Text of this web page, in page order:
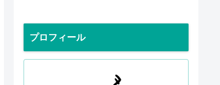
プロフィール